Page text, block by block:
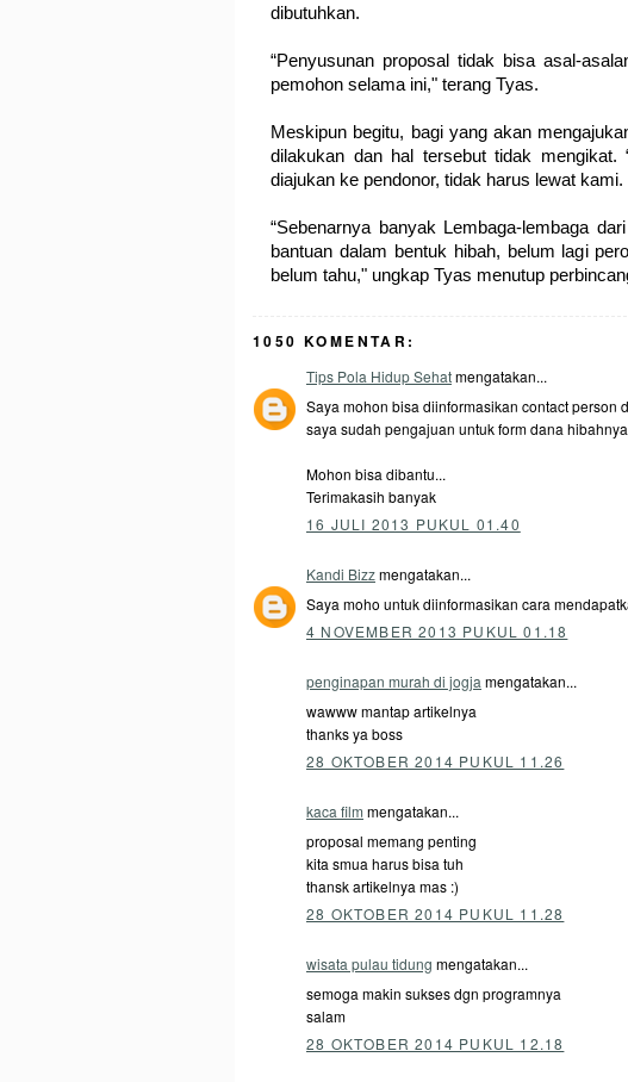
dibutuhkan.
“Penyusunan proposal tidak bisa asal-
pemohon selama ini," terang Tyas.
Meskipun begitu, bagi yang akan
dilakukan dan hal tersebut tidak mengikat.
diajukan ke pendonor, tidak harus lewat
“Sebenarnya banyak Lembaga-lembaga
bantuan dalam bentuk hibah, belum lagi
belum tahu," ungkap Tyas menutup
1050 KOMENTAR:
Tips Pola Hidup Sehatmengatakan...
Saya mohon bisa diinformasikan contact person
saya sudah pengajuan untuk form dana
Mohon bisa dibantu...
Terimakasih banyak
16 JULI 2013 PUKUL 01.40
Kandi Bizzmengatakan...
Saya moho untuk diinformasikan cara
4 NOVEMBER 2013 PUKUL 01.18
penginapan murah di jogja mengatakan...
wawww mantap artikelnya
thanks ya boss
28 OKTOBER 2014 PUKUL 11.26
kaca film mengatakan...
proposal memang penting
kita smua harus bisa tuh
thansk artikelnya mas :)
28 OKTOBER 2014 PUKUL 11.28
wisata pulau tidung mengatakan...
semoga makin sukses dgn programnya
salam
28 OKTOBER 2014 PUKUL 12.18